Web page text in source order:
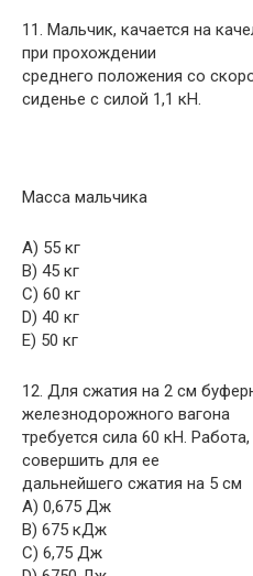
11. Мальчик, качается на
при прохождении
среднего положения со
сиденье с силой 1,1 кН.
Масса мальчика
A) 55 кг
B) 45 кг
C) 60 кг
D) 40 кг
E) 50 кг
12. Для сжатия на 2 см
железнодорожного вагона
требуется сила 60 кН.
совершить для ее
дальнейшего сжатия на 5 см
A) 0,675 Дж
B) 675 кДж
C) 6,75 Дж